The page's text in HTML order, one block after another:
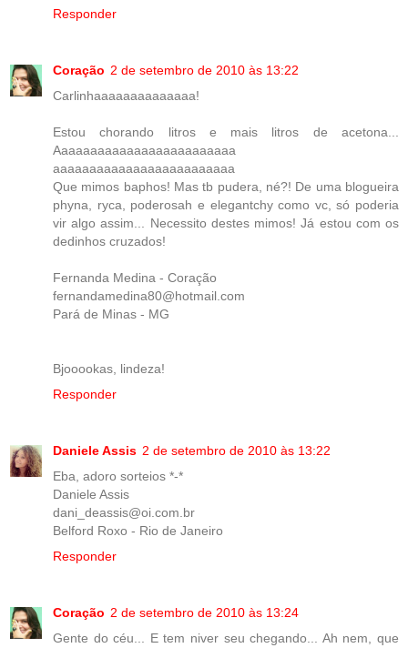
Responder
Coração 2 de setembro de 2010 às 13:22
Carlinhaaaaaaaaaaaaaa!
Estou chorando litros e mais litros de acetona...
Aaaaaaaaaaaaaaaaaaaaaaaaa
aaaaaaaaaaaaaaaaaaaaaaaaa
Que mimos baphos! Mas tb pudera, né?! De uma blogueira
phyna, ryca, poderosah e elegantchy como vc, só poderia
vir algo assim... Necessito destes mimos! Já estou com os
dedinhos cruzados!
Fernanda Medina - Coração
fernandamedina80@hotmail.com
Pará de Minas - MG
Bjooookas, lindeza!
Responder
Daniele Assis 2 de setembro de 2010 às 13:22
Eba, adoro sorteios *-*
Daniele Assis
dani_deassis@oi.com.br
Belford Roxo - Rio de Janeiro
Responder
Coração 2 de setembro de 2010 às 13:24
Gente do céu... E tem niver seu chegando... Ah nem, que